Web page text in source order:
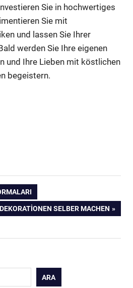
Sie in hochwertiges
Sie mit
und lassen Sie Ihrer
werden Sie Ihre eigenen
und Ihre Lieben mit köstlichen
begeistern.
SELBER MACHEN
ARA